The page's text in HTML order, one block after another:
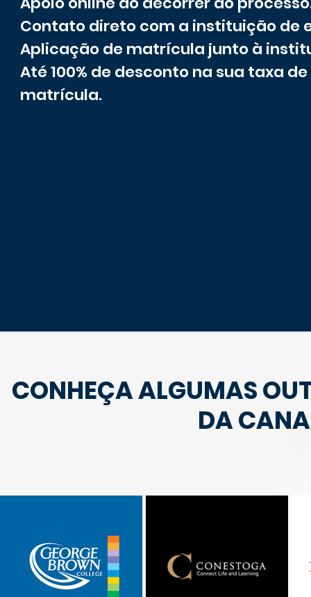
Contato direto com a instituição de
Aplicação de matrícula junto à
Até 100% de desconto na sua taxa de
matrícula.
CONHEÇA ALGUMAS
DA